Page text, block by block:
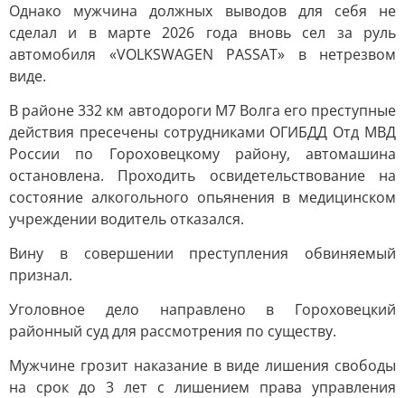
Однако мужчина должных выводов для себя не
сделал и в марте 2026 года вновь сел за руль
автомобиля «VOLKSWAGEN PASSAT» в нетрезвом
виде.
В районе 332 км автодороги М7 Волга его преступные
действия пресечены сотрудниками ОГИБДД Отд МВД
России по Гороховецкому району, автомашина
остановлена. Проходить освидетельствование на
состояние алкогольного опьянения в медицинском
учреждении водитель отказался.
Вину в совершении преступления обвиняемый
признал.
Уголовное дело направлено в Гороховецкий
районный суд для рассмотрения по существу.
Мужчине грозит наказание в виде лишения свободы
на срок до 3 лет с лишением права управления